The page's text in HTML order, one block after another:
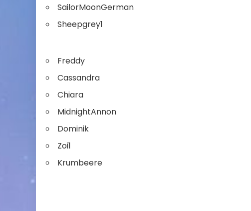
SailorMoonGerman
Sheepgrey1
Freddy
Cassandra
Chiara
MidnightAnnon
Dominik
Zoi1
Krumbeere